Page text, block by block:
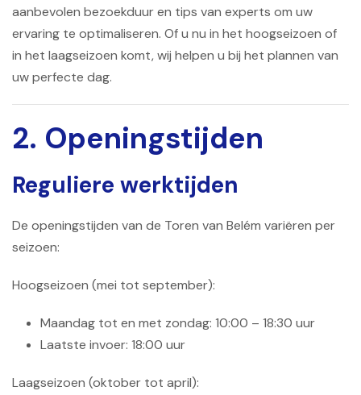
aanbevolen bezoekduur en tips van experts om uw
ervaring te optimaliseren. Of u nu in het hoogseizoen of
in het laagseizoen komt, wij helpen u bij het plannen van
uw perfecte dag.
2. Openingstijden
Reguliere werktijden
De openingstijden van de Toren van Belém variëren per
seizoen:
Hoogseizoen (mei tot september):
Maandag tot en met zondag: 10:00 – 18:30 uur
Laatste invoer: 18:00 uur
Laagseizoen (oktober tot april):